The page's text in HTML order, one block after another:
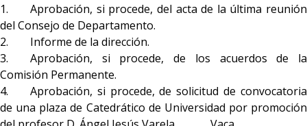
1. Aprobación, si procede, del acta de la última reunión
del Consejo de Departamento.
2. Informe de la dirección.
3. Aprobación, si procede, de los acuerdos de la
Comisión Permanente.
4. Aprobación, si procede, de solicitud de convocatoria
de una plaza de Catedrático de Universidad por promoción